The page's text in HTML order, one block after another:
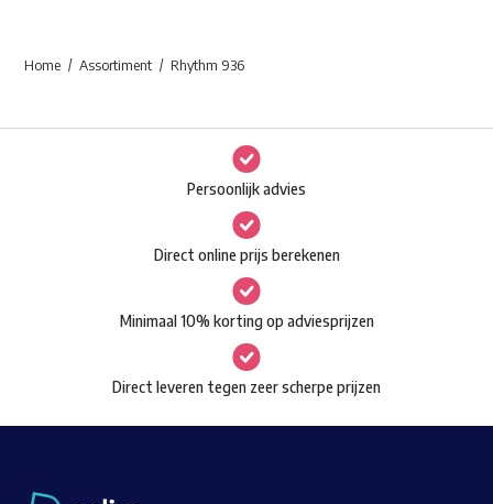
Waar ben je naar op zoek?
Deze
optie
kan
gekozen
worden
op
de
productpagina
Home Assortiment Rhythm 936
Persoonlijk advies
Direct online prijs berekenen
Minimaal 10% korting op adviesprijzen
Direct leveren tegen zeer scherpe prijzen